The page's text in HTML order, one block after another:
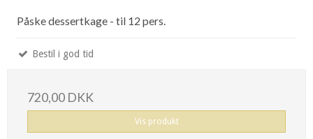
Påske dessertkage - til 12 pers.
Bestil i god tid
720,00 DKK
Vis produkt